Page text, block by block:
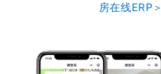
房在线ERP＞